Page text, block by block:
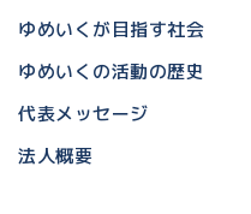
ゆめいくが目指す社会
ゆめいくの活動の歴史
代表メッセージ
法人概要